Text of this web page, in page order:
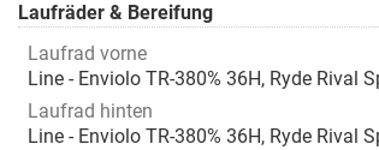
Laufräder & Bereifung
Laufrad vorne
Line - Enviolo TR-380% 36H, Ryde Rival
Laufrad hinten
Line - Enviolo TR-380% 36H, Ryde Rival